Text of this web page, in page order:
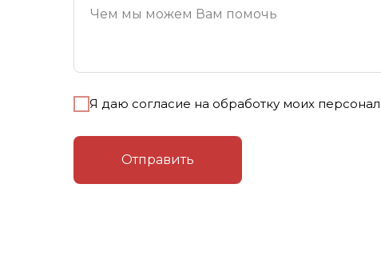
Я даю согласие на обработку моих
Отправить